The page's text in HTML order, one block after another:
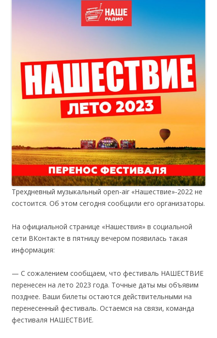
Трехдневный музыкальный open-air «Нашествие»-2022 не
состоится. Об этом сегодня сообщили его организаторы.
На официальной странице «Нашествия» в социальной
сети ВКонтакте в пятницу вечером появилась такая
информация:
— С сожалением сообщаем, что фестиваль НАШЕСТВИЕ
перенесен на лето 2023 года. Точные даты мы объявим
позднее. Ваши билеты остаются действительными на
перенесенный фестиваль. Остаемся на связи, команда
фестиваля НАШЕСТВИЕ.